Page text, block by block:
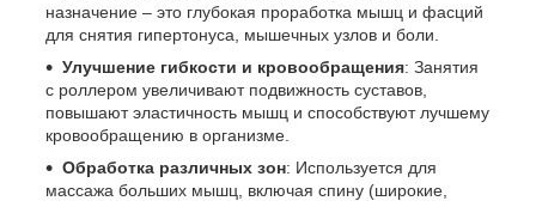
назначение – это глубокая проработка мышц и фасций
для снятия гипертонуса, мышечных узлов и боли.
Улучшение гибкости и кровообращения: Занятия
с роллером увеличивают подвижность суставов,
повышают эластичность мышц и способствуют лучшему
кровообращению в организме.
Обработка различных зон: Используется для
массажа больших мышц, включая спину (широкие,